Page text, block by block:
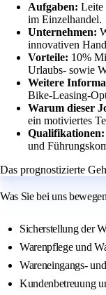
Aufgaben: Leite
im Einzelhandel.
Unternehmen:
innovativen
Vorteile: 10%
Urlaubs- sowie
Weitere
Bike-Leasing-
Warum dieser
ein motiviertes
Qualifikationen:
und
Das prognostizierte
Was Sie bei uns
Sicherstellung der
Warenpflege und
Wareneingangs-
Kundenbetreuung